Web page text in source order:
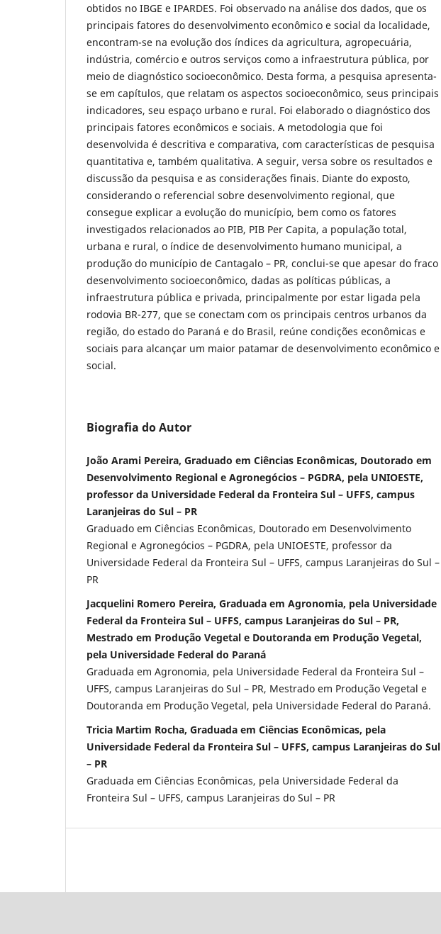
obtidos no IBGE e IPARDES. Foi observado na análise dos dados, que os
principais fatores do desenvolvimento econômico e social da localidade,
encontram-se na evolução dos índices da agricultura, agropecuária,
indústria, comércio e outros serviços como a infraestrutura pública, por
meio de diagnóstico socioeconômico. Desta forma, a pesquisa apresenta-
se em capítulos, que relatam os aspectos socioeconômico, seus principais
indicadores, seu espaço urbano e rural. Foi elaborado o diagnóstico dos
principais fatores econômicos e sociais. A metodologia que foi
desenvolvida é descritiva e comparativa, com características de pesquisa
quantitativa e, também qualitativa. A seguir, versa sobre os resultados e
discussão da pesquisa e as considerações finais. Diante do exposto,
considerando o referencial sobre desenvolvimento regional, que
consegue explicar a evolução do município, bem como os fatores
investigados relacionados ao PIB, PIB Per Capita, a população total,
urbana e rural, o índice de desenvolvimento humano municipal, a
produção do município de Cantagalo – PR, conclui-se que apesar do fraco
desenvolvimento socioeconômico, dadas as políticas públicas, a
infraestrutura pública e privada, principalmente por estar ligada pela
rodovia BR-277, que se conectam com os principais centros urbanos da
região, do estado do Paraná e do Brasil, reúne condições econômicas e
sociais para alcançar um maior patamar de desenvolvimento econômico e
social.
Biografia do Autor
João Arami Pereira, Graduado em Ciências Econômicas, Doutorado em
Desenvolvimento Regional e Agronegócios – PGDRA, pela UNIOESTE,
professor da Universidade Federal da Fronteira Sul – UFFS, campus
Laranjeiras do Sul – PR
Graduado em Ciências Econômicas, Doutorado em Desenvolvimento
Regional e Agronegócios – PGDRA, pela UNIOESTE, professor da
Universidade Federal da Fronteira Sul – UFFS, campus Laranjeiras do Sul –
PR
Jacquelini Romero Pereira, Graduada em Agronomia, pela Universidade
Federal da Fronteira Sul – UFFS, campus Laranjeiras do Sul – PR,
Mestrado em Produção Vegetal e Doutoranda em Produção Vegetal,
pela Universidade Federal do Paraná
Graduada em Agronomia, pela Universidade Federal da Fronteira Sul –
UFFS, campus Laranjeiras do Sul – PR, Mestrado em Produção Vegetal e
Doutoranda em Produção Vegetal, pela Universidade Federal do Paraná.
Tricia Martim Rocha, Graduada em Ciências Econômicas, pela
Universidade Federal da Fronteira Sul – UFFS, campus Laranjeiras do Sul
– PR
Graduada em Ciências Econômicas, pela Universidade Federal da
Fronteira Sul – UFFS, campus Laranjeiras do Sul – PR